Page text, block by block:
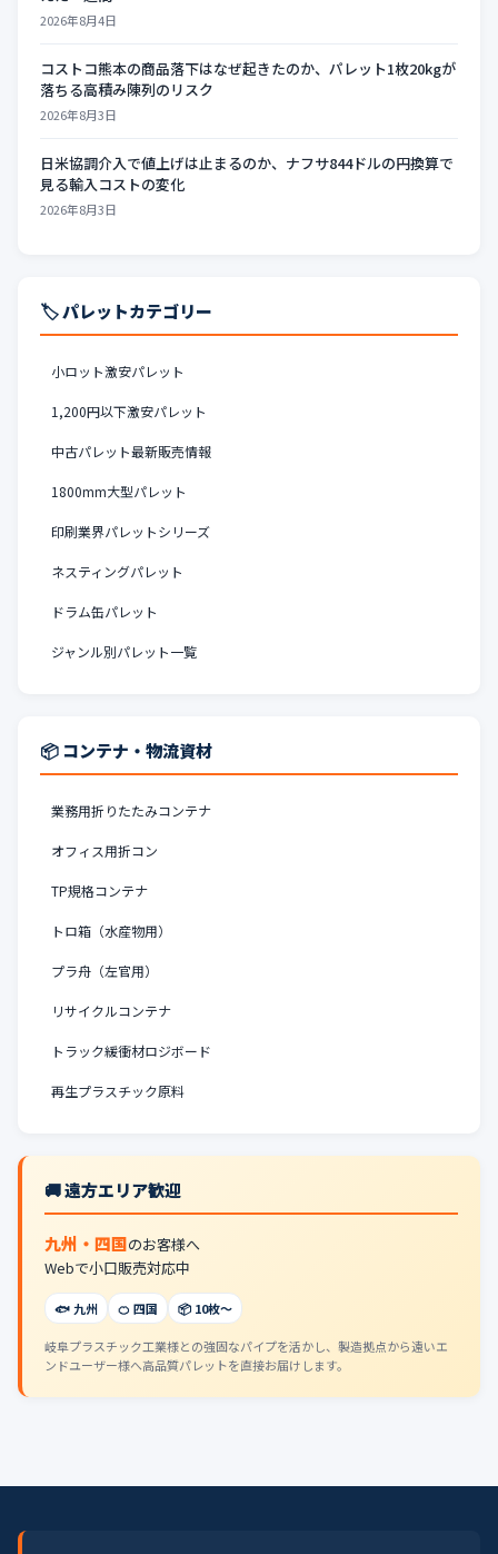
2026年8月4日
コストコ熊本の商品落下はなぜ起きたのか、パレット1枚20kgが
落ちる高積み陳列のリスク
2026年8月3日
日米協調介入で値上げは止まるのか、ナフサ844ドルの円換算で
見る輸入コストの変化
2026年8月3日
🏷️ パレットカテゴリー
小ロット激安パレット
1,200円以下激安パレット
中古パレット最新販売情報
1800mm大型パレット
印刷業界パレットシリーズ
ネスティングパレット
ドラム缶パレット
ジャンル別パレット一覧
📦 コンテナ・物流資材
業務用折りたたみコンテナ
オフィス用折コン
TP規格コンテナ
トロ箱（水産物用）
プラ舟（左官用）
リサイクルコンテナ
トラック緩衝材ロジボード
再生プラスチック原料
🚚 遠方エリア歓迎
九州・四国のお客様へ
Webで小口販売対応中
🐟 九州 🍊 四国 📦 10枚〜
岐阜プラスチック工業様との強固なパイプを活かし、製造拠点から遠いエ
ンドユーザー様へ高品質パレットを直接お届けします。